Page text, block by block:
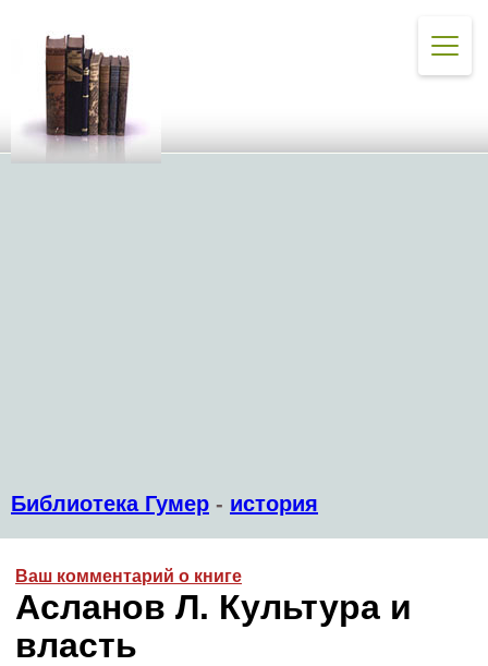
Библиотека Гумер - история
Ваш комментарий о книге
Асланов Л. Культура и
власть